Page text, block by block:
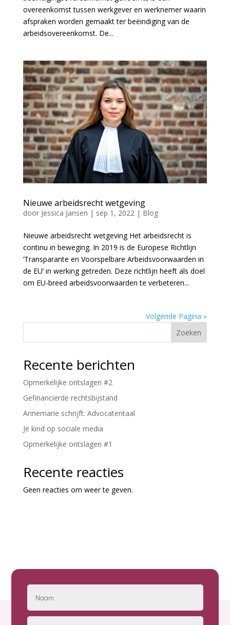
overeenkomst tussen werkgever en werknemer waarin
afspraken worden gemaakt ter beëindiging van de
arbeidsovereenkomst. De...
Nieuwe arbeidsrecht wetgeving
door Jessica Jansen | sep 1, 2022| Blog
Nieuwe arbeidsrecht wetgeving Het arbeidsrecht is
continu in beweging. In 2019 is de Europese Richtlijn
‘Transparante en Voorspelbare Arbeidsvoorwaarden in
de EU’ in werking getreden. Deze richtlijn heeft als doel
om EU-breed arbeidsvoorwaarden te verbeteren...
Volgende Pagina »
Zoeken
Recente berichten
Opmerkelijke ontslagen #2
Gefinancierde rechtsbijstand
Annemarie schrijft: Advocatentaal
Je kind op sociale media
Opmerkelijke ontslagen #1
Recente reacties
Geen reacties om weer te geven.